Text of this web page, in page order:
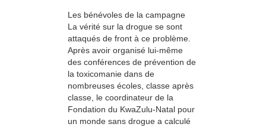
Les bénévoles de la campagne
La vérité sur la drogue se sont
attaqués de front à ce problème.
Après avoir organisé lui-même
des conférences de prévention de
la toxicomanie dans de
nombreuses écoles, classe après
classe, le coordinateur de la
Fondation du KwaZulu-Natal pour
un monde sans drogue a calculé